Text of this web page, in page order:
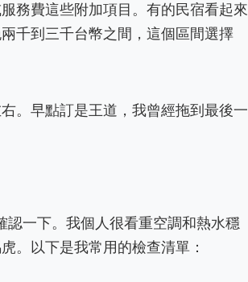
務費這些附加項目。有的民宿看起來
千到三千台幣之間，這個區間選擇
。早點訂是王道，我曾經拖到最後一
一下。我個人很看重空調和熱水穩
。以下是我常用的檢查清單：